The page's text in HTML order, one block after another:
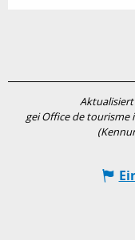
Aktualisiert
gei Office de tourisme